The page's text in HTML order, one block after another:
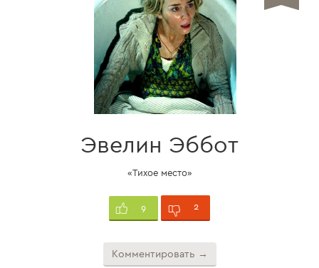
Эвелин Эббот
«Тихое место»
9 2
Комментировать →